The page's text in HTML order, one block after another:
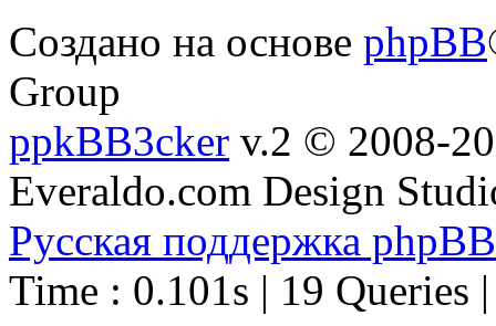
Создано на основе phpBB
Group
ppkBB3cker v.2 © 2008-
Everaldo.com Design
Русская поддержка phpBB
Time : 0.101s | 19 Queries